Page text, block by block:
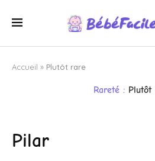
Accueil » Plutôt rare
Rareté : Plutôt
Pilar